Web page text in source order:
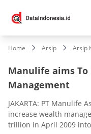
Home Arsip Arsip
Manulife aims
Management
JAKARTA: PT Manulife
increase wealth
trillion in April 2009